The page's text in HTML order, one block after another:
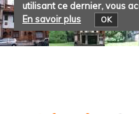
utilisant ce dernier, vous
En savoir plus
OK